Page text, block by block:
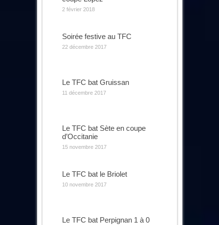
2 février 2018
Soirée festive au TFC
22 décembre 2017
Le TFC bat Gruissan
11 décembre 2017
Le TFC bat Sète en coupe
d’Occitanie
15 novembre 2017
Le TFC bat le Briolet
10 novembre 2017
Le TFC bat Perpignan 1 à 0